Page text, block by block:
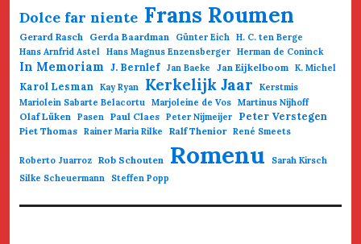
Dolce far niente Frans Roumen
Gerard Rasch Gerda Baardman Günter Eich
H. C. ten Berge
Hans Arnfrid Astel
Hans Magnus Enzensberger Herman de Coninck
In Memoriam J. Bernlef Jan Baeke Jan Eijkelboom K. Michel
Karol Lesman Kay Ryan Kerkelijk Jaar
Kerstmis
Mariolein Sabarte Belacortu
Marjoleine de Vos Martinus Nijhoff
Olaf Lüken Pasen Paul Claes Peter Nijmeijer
Peter Verstegen
Piet Thomas Rainer Maria Rilke Ralf Thenior René Smeets
Roberto Juarroz Rob Schouten Romenu
Sarah Kirsch
Silke Scheuermann
Steffen Popp